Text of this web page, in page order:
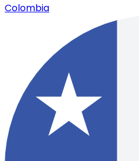
Colombia